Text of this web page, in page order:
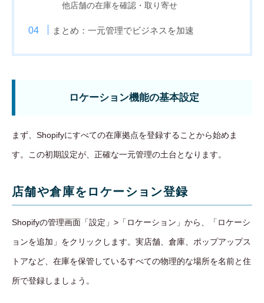
他店舗の在庫を確認・取り寄せ
まとめ：一元管理でビジネスを加速
ロケーション機能の基本設定
まず、Shopifyにすべての在庫拠点を登録することから始めま
す。この初期設定が、正確な一元管理の土台となります。
店舗や倉庫をロケーション登録
Shopifyの管理画面「設定」>「ロケーション」から、「ロケーシ
ョンを追加」をクリックします。実店舗、倉庫、ポップアップス
トアなど、在庫を保管しているすべての物理的な場所を名前と住
所で登録しましょう。